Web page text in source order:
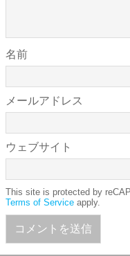
名前
メールアドレス
ウェブサイト
This site is protected by
Terms of Service apply.